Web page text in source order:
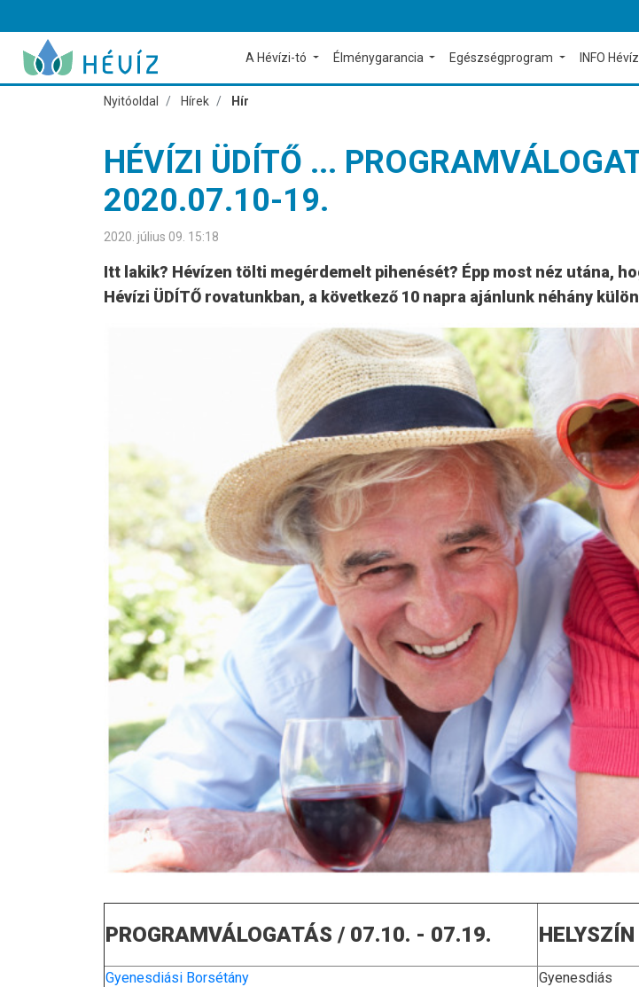
A Hévízi-tó Élménygarancia Egészségprogram INFO Hévíz
Nyitóoldal Hírek Hír
HÉVÍZI ÜDÍTŐ ...
2020.07.10-19.
2020. július 09. 15:18
Itt lakik? Hévízen tölti megérdemelt pihenését? Épp most néz utána,
Hévízi ÜDÍTŐ rovatunkban, a következő 10 napra ajánlunk néhány
PROGRAMVÁLOGATÁS / 07.10. - 07.19. HELYSZÍN
Gyenesdiási Borsétány Gyenesdiás